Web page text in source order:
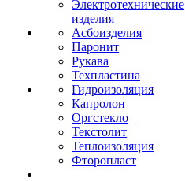
Электротехнические
изделия
Асбоизделия
Паронит
Рукава
Техпластина
Гидроизоляция
Капролон
Оргстекло
Текстолит
Теплоизоляция
Фторопласт